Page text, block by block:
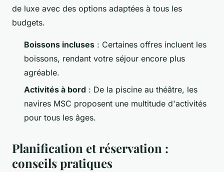
de luxe avec des options adaptées à tous les
budgets.
Boissons incluses : Certaines offres incluent les
boissons, rendant votre séjour encore plus
agréable.
Activités à bord : De la piscine au théâtre, les
navires MSC proposent une multitude d'activités
pour tous les âges.
Planification et réservation :
conseils pratiques